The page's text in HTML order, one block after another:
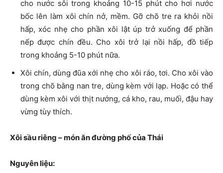
cho nước sôi trong khoảng 10-15 phút cho hơi nước
bốc lên làm xôi chín nở, mềm. Gỡ chõ tre ra khỏi nồi
hấp, xóc nhẹ cho phần xôi lật úp trở xuống để phần
nếp được chín đều. Cho xôi trở lại nồi hấp, đồ tiếp
trong khoảng 5-10 phút nữa.
Xôi chín, dùng đũa xới nhẹ cho xôi ráo, tơi. Cho xôi vào
trong chõ bằng nan tre, dùng kèm với lạp. Hoặc có thể
dùng kèm xôi với thịt nướng, cá kho, rau, muối, đậu hay
vừng tùy thích.
Xôi sầu riêng – món ăn đường phố của Thái
Nguyên liệu: